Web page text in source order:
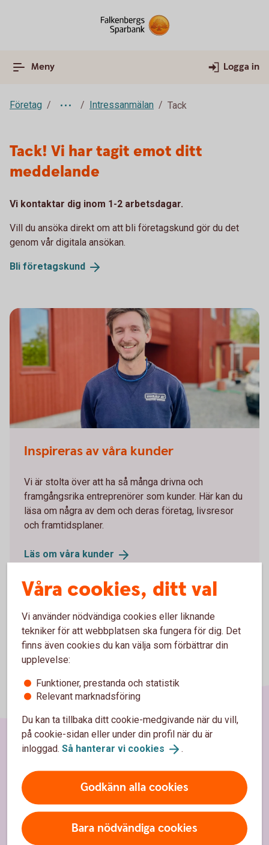
Meny Logga in
Företag Intressanmälan Tack
Tack! Vi har tagit emot ditt
meddelande
Vi kontaktar dig inom 1-2 arbetsdagar.
Vill du ansöka direkt om att bli företagskund gör du det
genom vår digitala ansökan.
Bli företagskund
Inspireras av våra kunder
Vi är stolta över att ha så många drivna och
framgångsrika entreprenörer som kunder. Här kan du
läsa om några av dem och deras företag, livsresor
och framtidsplaner.
Läs om våra kunder
Våra cookies, ditt val
Vi använder nödvändiga cookies eller liknande
tekniker för att webbplatsen ska fungera för dig. Det
finns även cookies du kan välja som förbättrar din
upplevelse:
Funktioner, prestanda och statistik
Relevant marknadsföring
Du kan ta tillbaka ditt cookie-medgivande när du vill,
på cookie-sidan eller under din profil när du är
inloggad. Så hanterar vi cookies .
Godkänn alla cookies
Bara nödvändiga cookies
Hitta snabbt
Kundservice
Spärrhjälp
Hitta bankkontor